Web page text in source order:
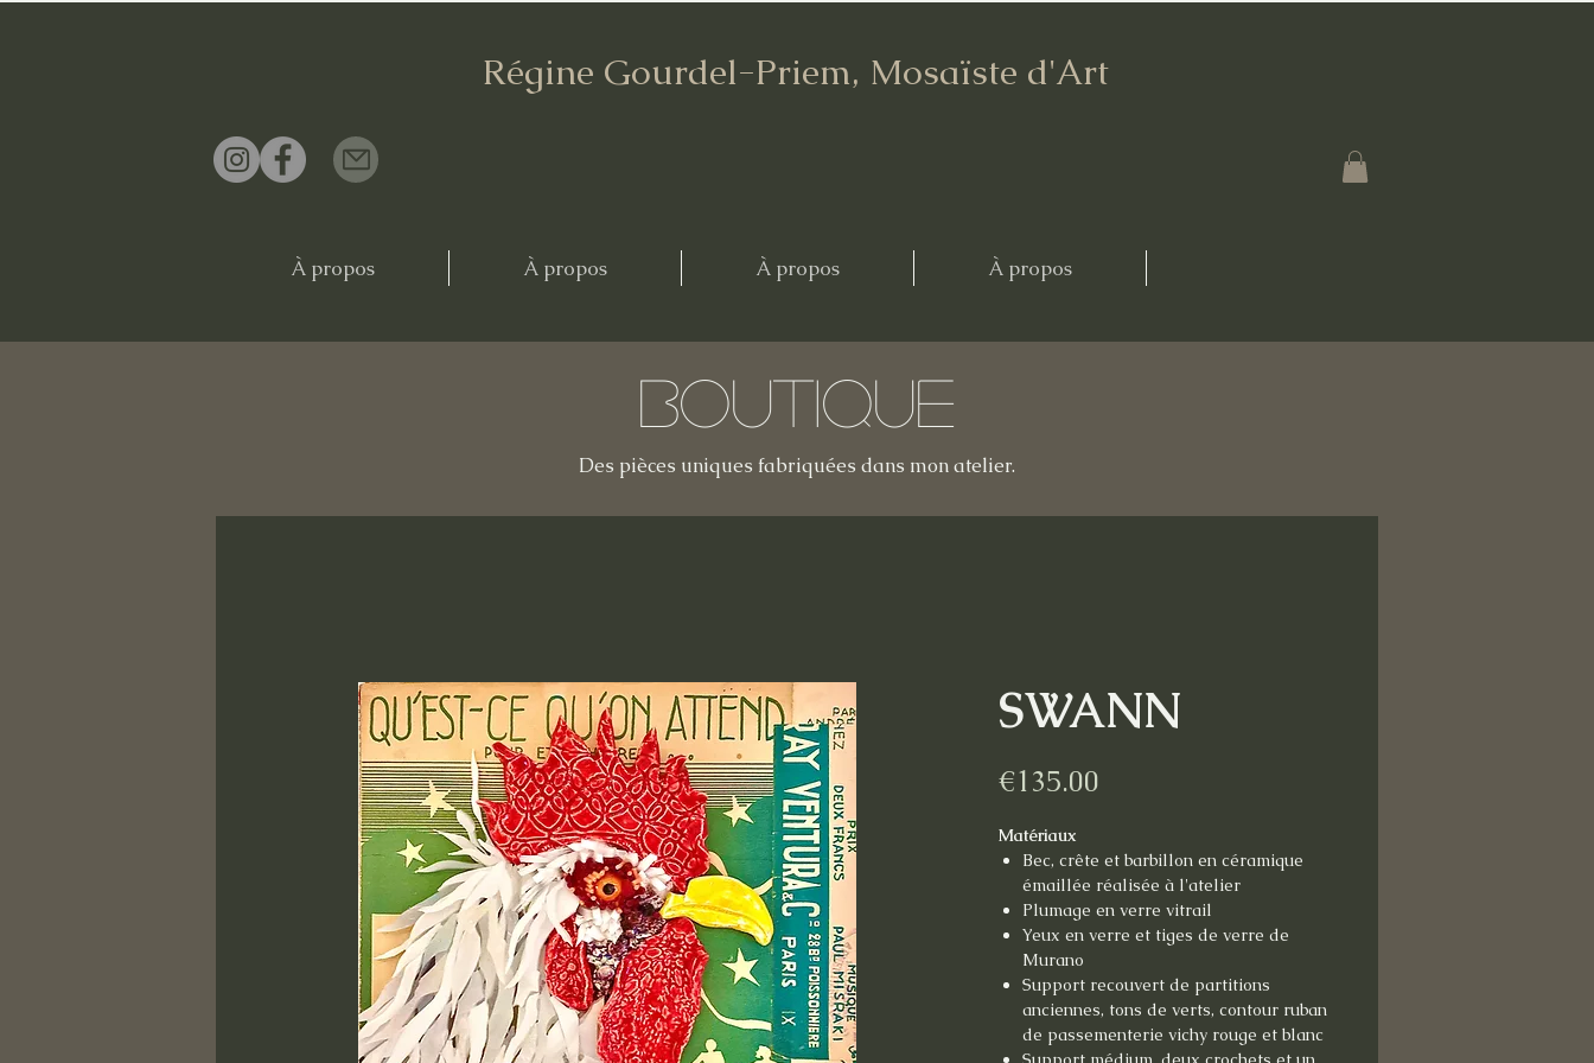
Régine Gourdel-Priem, Mosaïste d'Art
À propos À propos À propos À propos
Boutique
Des pièces uniques fabriquées dans mon atelier.
SWANN
€135.00
Matériaux
Bec, crête et barbillon en céramique
émaillée réalisée à l'atelier
Plumage en verre vitrail
Yeux en verre et tiges de verre de
Murano
Support recouvert de partitions
anciennes, tons de verts, contour ruban
de passementerie vichy rouge et blanc